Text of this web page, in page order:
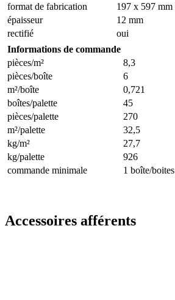
format de fabrication
197 x 597 mm
épaisseur
12 mm
rectifié
oui
Informations de commande
pièces/m²
8,3
pièces/boîte
6
m²/boîte
0,721
boîtes/palette
45
pièces/palette
270
m²/palette
32,5
kg/m²
27,7
kg/palette
926
commande minimale
1 boîte/boites
Accessoires afférents